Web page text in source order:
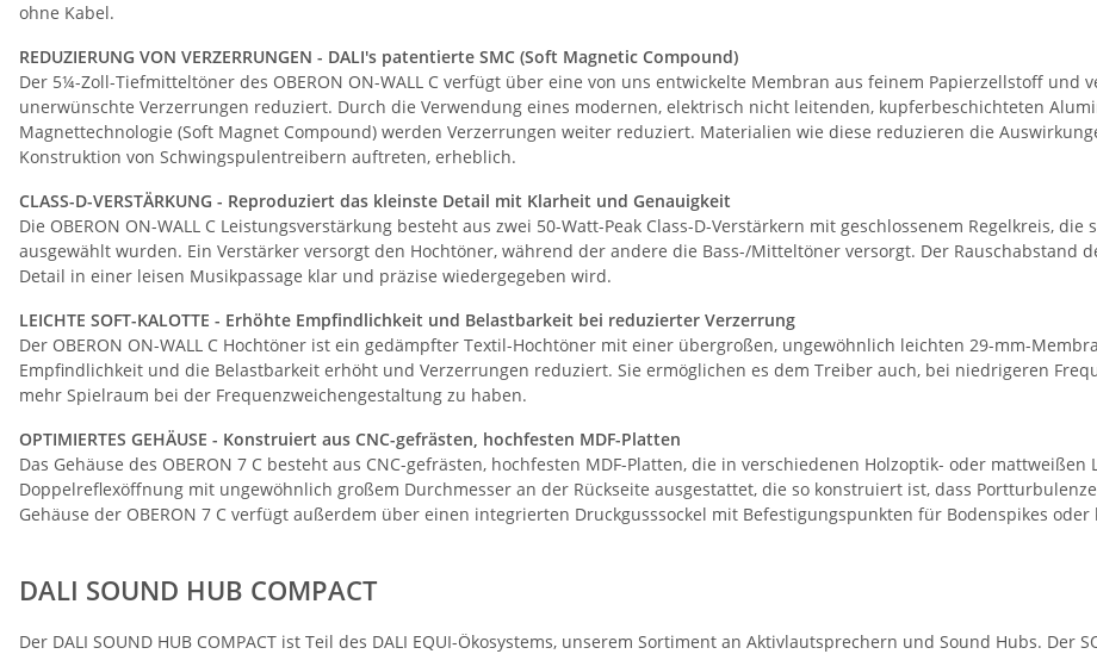
ohne Kabel.
REDUZIERUNG VON VERZERRUNGEN - DALI's patentierte SMC (Soft Magnetic Compound)
Der 5¼-Zoll-Tiefmitteltöner des OBERON ON-WALL C verfügt über eine von uns entwickelte Membran aus feinem Papierzellstoff
unerwünschte Verzerrungen reduziert. Durch die Verwendung eines modernen, elektrisch nicht leitenden, kupferbeschichteten
Magnettechnologie (Soft Magnet Compound) werden Verzerrungen weiter reduziert. Materialien wie diese reduzieren die
Konstruktion von Schwingspulentreibern auftreten, erheblich.
CLASS-D-VERSTÄRKUNG - Reproduziert das kleinste Detail mit Klarheit und Genauigkeit
Die OBERON ON-WALL C Leistungsverstärkung besteht aus zwei 50-Watt-Peak Class-D-Verstärkern mit geschlossenem Regelkreis,
ausgewählt wurden. Ein Verstärker versorgt den Hochtöner, während der andere die Bass-/Mitteltöner versorgt. Der Rauschabstand
Detail in einer leisen Musikpassage klar und präzise wiedergegeben wird.
LEICHTE SOFT-KALOTTE - Erhöhte Empfindlichkeit und Belastbarkeit bei reduzierter Verzerrung
Der OBERON ON-WALL C Hochtöner ist ein gedämpfter Textil-Hochtöner mit einer übergroßen, ungewöhnlich leichten 29-mm-
Empfindlichkeit und die Belastbarkeit erhöht und Verzerrungen reduziert. Sie ermöglichen es dem Treiber auch, bei niedrigeren
mehr Spielraum bei der Frequenzweichengestaltung zu haben.
OPTIMIERTES GEHÄUSE - Konstruiert aus CNC-gefrästen, hochfesten MDF-Platten
Das Gehäuse des OBERON 7 C besteht aus CNC-gefrästen, hochfesten MDF-Platten, die in verschiedenen Holzoptik- oder
Doppelreflexöffnung mit ungewöhnlich großem Durchmesser an der Rückseite ausgestattet, die so konstruiert ist, dass
Gehäuse der OBERON 7 C verfügt außerdem über einen integrierten Druckgusssockel mit Befestigungspunkten für Bodenspikes oder
DALI SOUND HUB COMPACT
Der DALI SOUND HUB COMPACT ist Teil des DALI EQUI-Ökosystems, unserem Sortiment an Aktivlautsprechern und Sound Hubs. Der